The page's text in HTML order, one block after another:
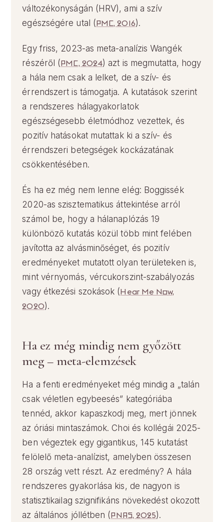
változékonyságán (HRV), ami a szív
egészségére utal (PMC, 2016).
Egy friss, 2023-as meta-analízis Wangék
részéről (PMC, 2024) azt is megmutatta, hogy
a hála nem csak a lelket, de a szív- és
érrendszert is támogatja. A kutatások szerint
a rendszeres hálagyakorlatok
egészségesebb életmódhoz vezettek, és
pozitív hatásokat mutattak ki a szív- és
érrendszeri betegségek kockázatának
csökkentésében.
És ha ez még nem lenne elég: Boggissék
2020-as szisztematikus áttekintése arról
számol be, hogy a hálanaplózás 19
különböző kutatás közül több mint felében
javította az alvásminőséget, és pozitív
eredményeket mutatott olyan területeken is,
mint vérnyomás, vércukorszint-szabályozás
vagy étkezési szokások (Hear Me Now,
2020).
Ha ez még mindig nem győzött
meg – meta-elemzések
Ha a fenti eredményeket még mindig a „talán
csak véletlen egybeesés” kategóriába
tennéd, akkor kapaszkodj meg, mert jönnek
az óriási mintaszámok. Choi és kollégái 2025-
ben végeztek egy gigantikus, 145 kutatást
felölelő meta-analízist, amelyben összesen
28 ország vett részt. Az eredmény? A hála
rendszeres gyakorlása kis, de nagyon is
statisztikailag szignifikáns növekedést okozott
az általános jóllétben (PNAS, 2025).